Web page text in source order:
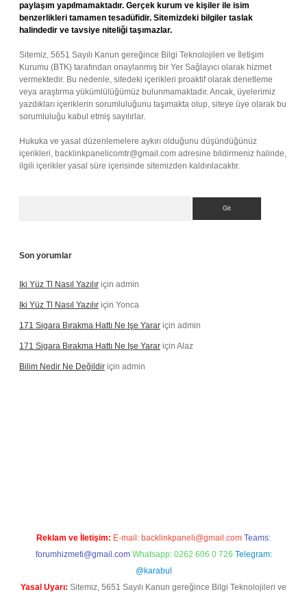
paylaşım yapılmamaktadır. Gerçek kurum ve kişiler ile isim
benzerlikleri tamamen tesadüfidir. Sitemizdeki bilgiler taslak
halindedir ve tavsiye niteliği taşımazlar.
Sitemiz, 5651 Sayılı Kanun gereğince Bilgi Teknolojileri ve İletişim
Kurumu (BTK) tarafından onaylanmış bir Yer Sağlayıcı olarak hizmet
vermektedir. Bu nedenle, sitedeki içerikleri proaktif olarak denetleme
veya araştırma yükümlülüğümüz bulunmamaktadır. Ancak, üyelerimiz
yazdıkları içeriklerin sorumluluğunu taşımakta olup, siteye üye olarak bu
sorumluluğu kabul etmiş sayılırlar.
Hukuka ve yasal düzenlemelere aykırı olduğunu düşündüğünüz
içerikleri, backlinkpanelicomtr@gmail.com adresine bildirmeniz halinde,
ilgili içerikler yasal süre içerisinde sitemizden kaldırılacaktır.
Son yorumlar
Iki Yüz Tl Nasıl Yazılır için admin
Iki Yüz Tl Nasıl Yazılır için Yonca
171 Sigara Bırakma Hattı Ne Işe Yarar için admin
171 Sigara Bırakma Hattı Ne Işe Yarar için Alaz
Bilim Nedir Ne Değildir için admin
Reklam ve İletişim: E-mail: backlinkpaneli@gmail.com Teams:
forumhizmeti@gmail.com Whatsapp: 0262 606 0 726 Telegram:
@karabul
Yasal Uyarı: Sitemiz, 5651 Sayılı Kanun gereğince Bilgi Teknolojileri ve